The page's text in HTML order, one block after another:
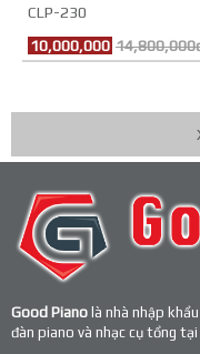
CLP-230
10,000,000
Good Piano là nhà nhập
đàn piano và nhạc cụ tổng